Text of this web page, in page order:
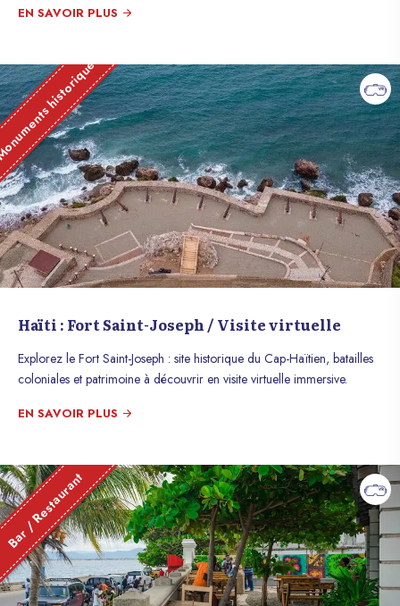
EN SAVOIR PLUS
historique
Haïti : Fort Saint-Joseph / Visite virtuelle
Explorez le Fort Saint-Joseph : site historique du Cap-Haïtien, batailles
coloniales et patrimoine à découvrir en visite virtuelle immersive.
EN SAVOIR PLUS
Bar / Restaurant